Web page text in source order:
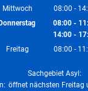
Mittwoch 08:00 -
08:00-
14:00-
Freitag 08:00 -
Sachgebiet Asyl:
Öffnungs- oder
öffnet nächsten Freitag